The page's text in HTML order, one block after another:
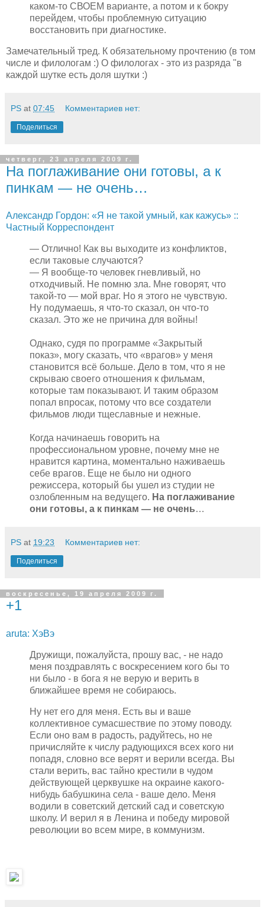
каком-то СВОЕМ варианте, а потом и к бокру
перейдем, чтобы проблемную ситуацию
восстановить при диагностике.
Замечательный тред. К обязательному прочтению (в том
числе и филологам :) О филологах - это из разряда "в
каждой шутке есть доля шутки :)
PS at 07:45 Комментариев нет:
Поделиться
четверг, 23 апреля 2009 г.
На поглаживание они готовы, а к
пинкам — не очень…
Александр Гордон: «Я не такой умный, как кажусь» ::
Частный Корреспондент
— Отлично! Как вы выходите из конфликтов,
если таковые случаются?
— Я вообще-то человек гневливый, но
отходчивый. Не помню зла. Мне говорят, что
такой-то — мой враг. Но я этого не чувствую.
Ну подумаешь, я что-то сказал, он что-то
сказал. Это же не причина для войны!
Однако, судя по программе «Закрытый
показ», могу сказать, что «врагов» у меня
становится всё больше. Дело в том, что я не
скрываю своего отношения к фильмам,
которые там показывают. И таким образом
попал впросак, потому что все создатели
фильмов люди тщеславные и нежные.
Когда начинаешь говорить на
профессиональном уровне, почему мне не
нравится картина, моментально наживаешь
себе врагов. Еще не было ни одного
режиссера, который бы ушел из студии не
озлобленным на ведущего. На поглаживание
они готовы, а к пинкам — не очень…
PS at 19:23 Комментариев нет:
Поделиться
воскресенье, 19 апреля 2009 г.
+1
aruta: ХэВэ
Дружищи, пожалуйста, прошу вас, - не надо
меня поздравлять с воскресением кого бы то
ни было - в бога я не верую и верить в
ближайшее время не собираюсь.
Ну нет его для меня. Есть вы и ваше
коллективное сумасшествие по этому поводу.
Если оно вам в радость, радуйтесь, но не
причисляйте к числу радующихся всех кого ни
попадя, словно все верят и верили всегда. Вы
стали верить, вас тайно крестили в чудом
действующей церквушке на окраине какого-
нибудь бабушкина села - ваше дело. Меня
водили в советский детский сад и советскую
школу. И верил я в Ленина и победу мировой
революции во всем мире, в коммунизм.